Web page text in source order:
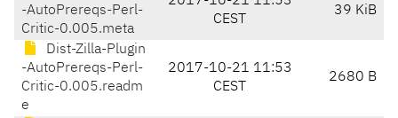
-AutoPrereqs-Perl-
Critic-0.005.meta
CEST
39 KiB
Dist-Zilla-Plugin
-AutoPrereqs-Perl-
Critic-0.005.readm
e
2017-10-21 11:53
CEST
2680 B